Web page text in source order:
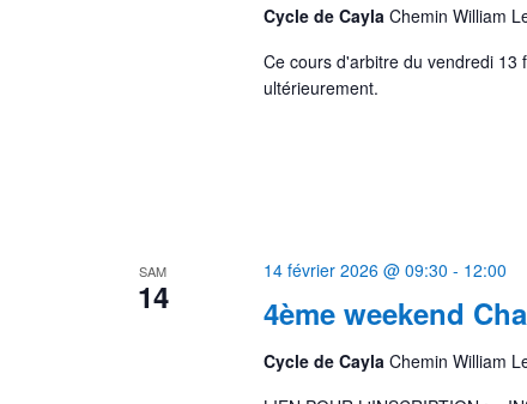
Cycle de Cayla Chemin William
Ce cours d'arbitre du vendredi
ultérieurement.
SAM
14 4ème weekend
14 février 2026 @ 09:30 - 12:00
Cycle de Cayla Chemin William